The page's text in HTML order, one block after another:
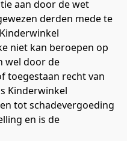
aan door de wet
derden mede te
niet kan beroepen op
wel door de
toegestaan recht van
Kinderwinkel
tot schadevergoeding
en is de